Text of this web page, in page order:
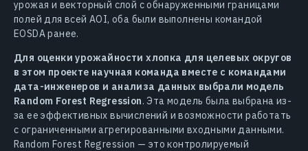
урожая и векторный слой с обнаруженными границами
полей для всей AOI, оба были выполнены командой
EOSDA ранее.
Для оценки урожайности хлопка для целевых округов
в этом проекте научная команда вместе с командами
дата-инженеров и анализа данных выбрали модель
Random Forest Regression. Эта модель была выбрана из-
за ее эффективных вычислений и возможности работать
с ограниченными агрегированными входными данными.
Random Forest Regression — это контролируемый